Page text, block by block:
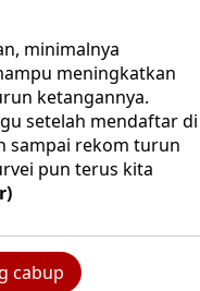
minimalnya
meningkatkan
ketangannya.
setelah mendaftar di
sampai rekom turun
pun terus kita
cabup